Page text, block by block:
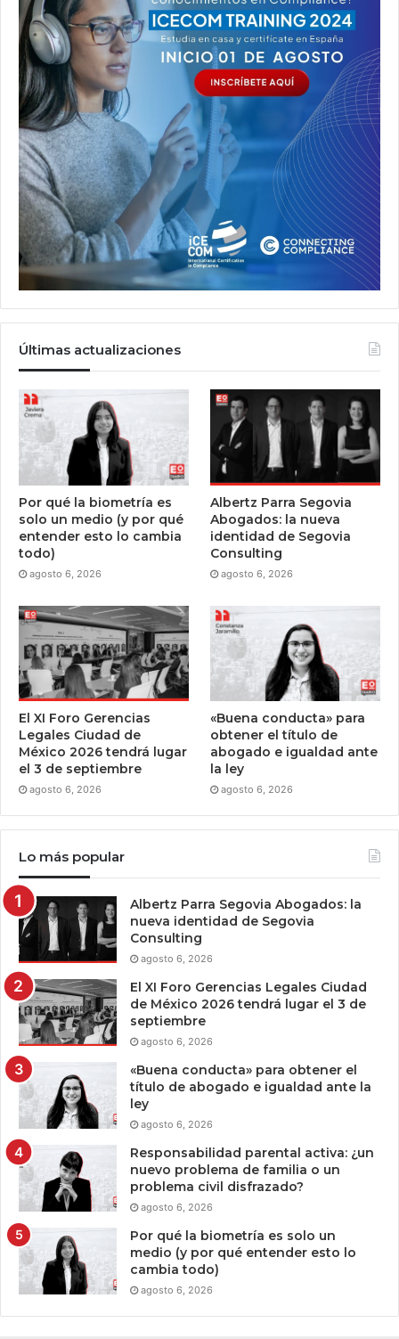
Últimas actualizaciones
Por qué la biometría es
solo un medio (y por qué
entender esto lo cambia
todo)
agosto 6, 2026
Albertz Parra Segovia
Abogados: la nueva
identidad de Segovia
Consulting
agosto 6, 2026
El XI Foro Gerencias
Legales Ciudad de
México 2026 tendrá lugar
el 3 de septiembre
agosto 6, 2026
«Buena conducta» para
obtener el título de
abogado e igualdad ante
la ley
agosto 6, 2026
Lo más popular
Albertz Parra Segovia Abogados: la
nueva identidad de Segovia
Consulting
agosto 6, 2026
El XI Foro Gerencias Legales Ciudad
de México 2026 tendrá lugar el 3 de
septiembre
agosto 6, 2026
«Buena conducta» para obtener el
título de abogado e igualdad ante la
ley
agosto 6, 2026
Responsabilidad parental activa: ¿un
nuevo problema de familia o un
problema civil disfrazado?
agosto 6, 2026
Por qué la biometría es solo un
medio (y por qué entender esto lo
cambia todo)
agosto 6, 2026